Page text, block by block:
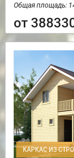
Общая площадь:
от
КАРКАС ИЗ